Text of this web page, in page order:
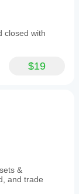
closed with
$19
&
and trade